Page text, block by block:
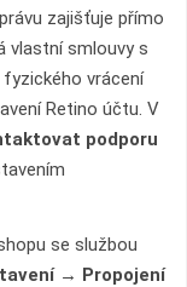
zajišťuje přímo
vlastní smlouvy s
vrácení
Retino účtu. V
podporu
se službou
→ Propojení